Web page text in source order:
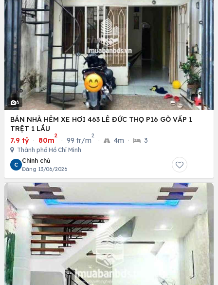
6
BÁN NHÀ HẺM XE HƠI 463 LÊ ĐỨC THỌ P16 GÒ VẤP 1
TRỆT 1 LẦU
7.9 tỷ · 80m
2
· 99 tr/m
2
· 4m · 3
Thành phố Hồ Chí Minh
C
Chính chủ
Đăng 13/06/2026